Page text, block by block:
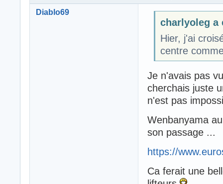
Diablo69
charlyoleg a
Hier, j'ai
centre
Je n'avais pas
cherchais juste
n'est pas
Wenbanyama
son passage ...
https://
Ca ferait une